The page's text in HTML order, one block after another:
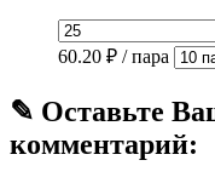
60.20 ₽ / пара
✎ Оставьте
комментарий: